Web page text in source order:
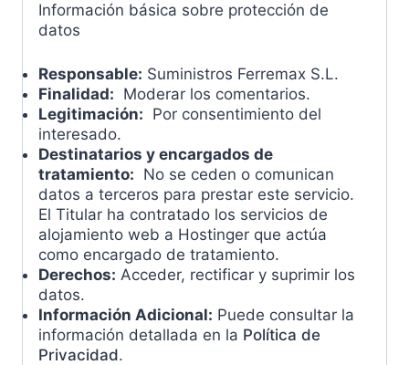
Información básica sobre protección de
datos
Responsable: Suministros Ferremax S.L.
Finalidad: Moderar los comentarios.
Legitimación: Por consentimiento del
interesado.
Destinatarios y encargados de
tratamiento: No se ceden o comunican
datos a terceros para prestar este servicio.
El Titular ha contratado los servicios de
alojamiento web a Hostinger que actúa
como encargado de tratamiento.
Derechos: Acceder, rectificar y suprimir los
datos.
Información Adicional: Puede consultar la
información detallada en la Política de
Privacidad.